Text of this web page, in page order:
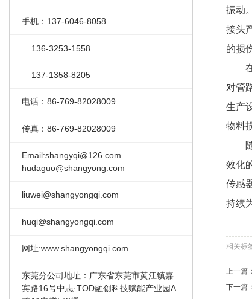
手机：137-6046-8058
136-3253-1558
137-1358-8205
电话：86-769-82028009
传真：86-769-82028009
Email:shangyqi@126.com
hudaguo@shangyong.com
liuwei@shangyongqi.com
huqi@shangyongqi.com
网址:www.shangyongqi.com
东莞分公司地址：广东省东莞市黄江镇嘉
宾路16号中志·TOD融创科技赋能产业园A
振动
接头
的损
对管
生产
物料
效化
传感
持续
相关标
上一篇：
下一篇：